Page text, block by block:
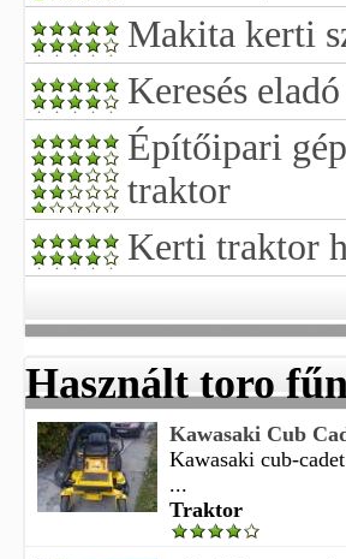
Makita kerti
Keresés
Építőipari
traktor
Kerti traktor
Használt toro
Kawasaki Cub
Kawasaki cub-
...
Traktor